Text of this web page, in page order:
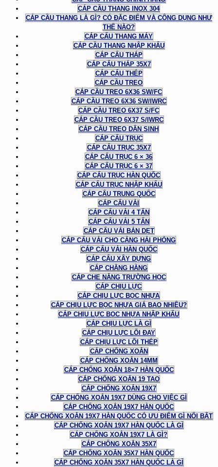
CÁP CẦU THANG INOX 304
CÁP CẦU THANG LÀ GÌ? CÓ ĐẶC ĐIỂM VÀ CÔNG DỤNG NHƯ
THẾ NÀO?
CÁP CẨU THANG MÁY
CÁP CẦU THANG NHẬP KHẨU
CÁP CẨU THÁP
CÁP CẨU THÁP 35X7
CÁP CẨU THÉP
CÁP CẦU TREO
CÁP CẦU TREO 6X36 SW/FC
CÁP CẦU TREO 6X36 SW/IWRC
CÁP CẦU TREO 6X37 S/FC
CÁP CẦU TREO 6X37 S/IWRC
CÁP CẦU TREO DÂN SINH
CÁP CẨU TRỤC
CÁP CẨU TRỤC 35X7
CÁP CẨU TRỤC 6 × 36
CÁP CẨU TRỤC 6 × 37
CÁP CẨU TRỤC HÀN QUỐC
CÁP CẨU TRỤC NHẬP KHẨU
CÁP CẨU TRUNG QUỐC
CÁP CẨU VẢI
CÁP CẨU VẢI 4 TẤN
CÁP CẨU VẢI 5 TẤN
CÁP CẨU VẢI BẢN DẸT
CÁP CẨU VẢI CHO CẢNG HẢI PHÒNG
CÁP CẨU VẢI HÀN QUỐC
CÁP CẨU XÂY DỰNG
CÁP CHẰNG HÀNG
CÁP CHE NẮNG TRƯỜNG HỌC
CÁP CHỊU LỰC
CÁP CHỊU LỰC BỌC NHỰA
CÁP CHỊU LỰC BỌC NHỰA GIÁ BAO NHIÊU?
CÁP CHỊU LỰC BỌC NHỰA NHẬP KHẨU
CÁP CHỊU LỰC LÀ GÌ
CÁP CHỊU LỰC LÕI ĐAY
CÁP CHỊU LỰC LÕI THÉP
CÁP CHỐNG XOẮN
CÁP CHỐNG XOẮN 14MM
CÁP CHỐNG XOẮN 18×7 HÀN QUỐC
CÁP CHỐNG XOẮN 19 TAO
CÁP CHỐNG XOẮN 19X7
CÁP CHỐNG XOẮN 19X7 DÙNG CHO VIỆC GÌ
CÁP CHỐNG XOẮN 19X7 HÀN QUỐC
CÁP CHỐNG XOẮN 19X7 HÀN QUỐC CÓ ƯU ĐIỂM GÌ NỔI BẬT
CÁP CHỐNG XOẮN 19X7 HÀN QUỐC LÀ GÌ
CÁP CHỐNG XOẮN 19X7 LÀ GÌ?
CÁP CHỐNG XOẮN 35X7
CÁP CHỐNG XOẮN 35X7 HÀN QUỐC
CÁP CHỐNG XOẮN 35X7 HÀN QUỐC LÀ GÌ